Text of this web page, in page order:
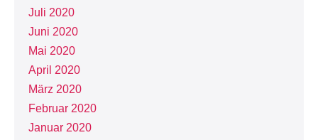
Juli 2020
Juni 2020
Mai 2020
April 2020
März 2020
Februar 2020
Januar 2020